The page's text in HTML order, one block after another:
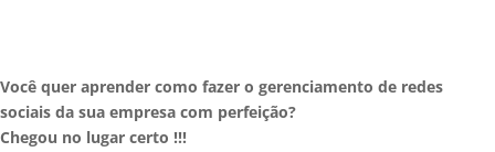
Você quer aprender como fazer o gerenciamento de redes
sociais da sua empresa com perfeição?
Chegou no lugar certo !!!